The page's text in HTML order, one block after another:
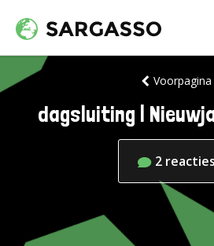
Voorpagina
dagsluiting |
2 reacties